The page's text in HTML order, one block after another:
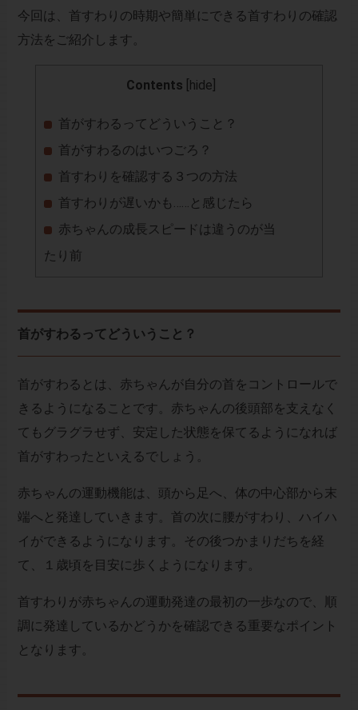
今回は、首すわりの時期や簡単にできる首すわりの確認
方法をご紹介します。
Contents hide
首がすわるってどういうこと？
首がすわるのはいつごろ？
首すわりを確認する３つの方法
首すわりが遅いかも……と感じたら
赤ちゃんの成長スピードは違うのが当
たり前
首がすわるってどういうこと？
首がすわるとは、赤ちゃんが自分の首をコントロールで
きるようになることです。赤ちゃんの後頭部を支えなく
てもグラグラせず、安定した状態を保てるようになれば
首がすわったといえるでしょう。
赤ちゃんの運動機能は、頭から足へ、体の中心部から末
端へと発達していきます。首の次に腰がすわり、ハイハ
イができるようになります。その後つかまりだちを経
て、１歳頃を目安に歩くようになります。
首すわりが赤ちゃんの運動発達の最初の一歩なので、順
調に発達しているかどうかを確認できる重要なポイント
となります。